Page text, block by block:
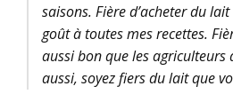
saisons. Fière d’acheter du
goût à toutes mes recettes.
aussi bon que les agriculteurs
aussi, soyez fiers du lait que